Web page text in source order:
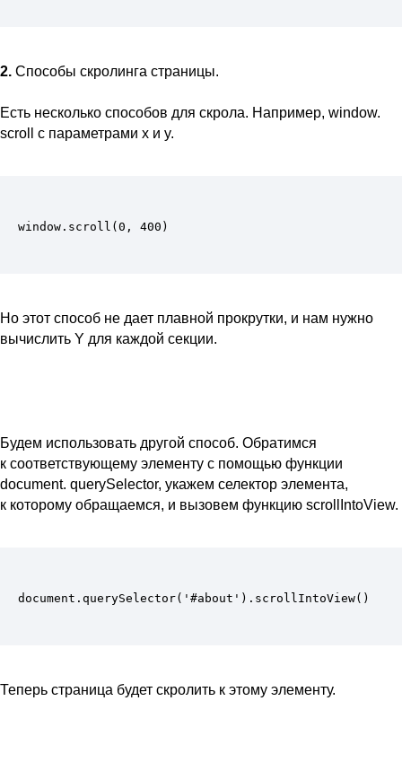
2. Способы скролинга страницы.
Есть несколько способов для скрола. Например, window.
scroll с параметрами x и y.
window.scroll(0, 400)
Но этот способ не дает плавной прокрутки, и нам нужно
вычислить Y для каждой секции.
Будем использовать другой способ. Обратимся
к соответствующему элементу с помощью функции
document. querySelector, укажем селектор элемента,
к которому обращаемся, и вызовем функцию scrollIntoView.
document.querySelector('#about').scrollIntoView()
Теперь страница будет скролить к этому элементу.